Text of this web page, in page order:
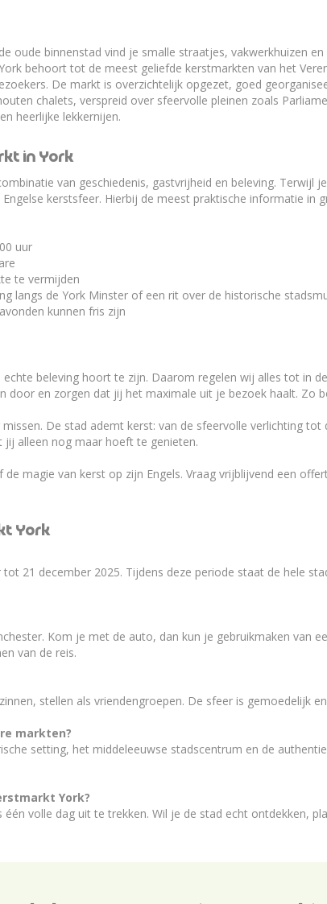
oude binnenstad vind je smalle straatjes, vakwerkhuizen
behoort tot de meest geliefde kerstmarkten van het
De markt is overzichtelijk opgezet, goed
chalets, verspreid over sfeervolle pleinen zoals
heerlijke lekkernijen.
in York
van geschiedenis, gastvrijheid en beleving.
kerstsfeer. Hierbij de meest praktische informatie in
uur
te vermijden
langs de York Minster of een rit over de historische
kunnen fris zijn
beleving hoort te zijn. Daarom regelen wij alles tot in
door en zorgen dat jij het maximale uit je bezoek haalt. Zo
De stad ademt kerst: van de sfeervolle verlichting
alleen nog maar hoeft te genieten.
magie van kerst op zijn Engels. Vraag vrijblijvend een
York
21 december 2025. Tijdens deze periode staat de hele
Kom je met de auto, dan kun je gebruikmaken van
van de reis.
stellen als vriendengroepen. De sfeer is gemoedelijk
markten?
setting, het middeleeuwse stadscentrum en de
York?
volle dag uit te trekken. Wil je de stad echt ontdekken,